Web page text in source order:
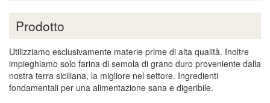
Prodotto
Utilizziamo esclusivamente materie prime di alta qualità. Inoltre
impieghiamo solo farina di semola di grano duro proveniente dalla
nostra terra siciliana, la migliore nel settore. Ingredienti
fondamentali per una alimentazione sana e digeribile.